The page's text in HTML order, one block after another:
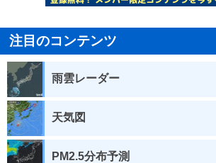
注目のコンテンツ
雨雲レーダー
天気図
PM2.5分布予測